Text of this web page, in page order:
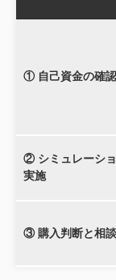
① 自己資金の確認
② シミュレーシ
実施
③ 購入判断と相談